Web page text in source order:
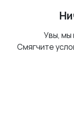
Увы, мы
Смягчите